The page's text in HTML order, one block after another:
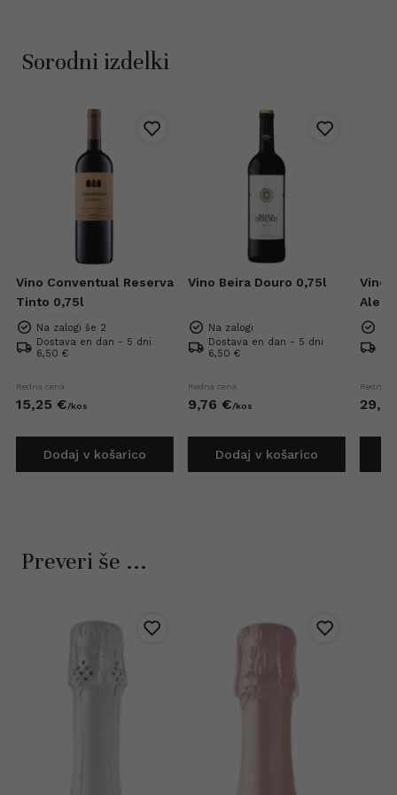
Sorodni izdelki
Vino Conventual Reserva
Tinto 0,75l
Na zalogi še 2
Dostava en dan - 5 dni
6,50 €
Redna cena
15,25 €/kos
Dodaj v košarico
Vino Beira Douro 0,75l
Na zalogi
Dostava en dan - 5 dni
6,50 €
Redna cena
9,76 €/kos
Dodaj v košarico
Vino
Redna
29,
Preveri še ...